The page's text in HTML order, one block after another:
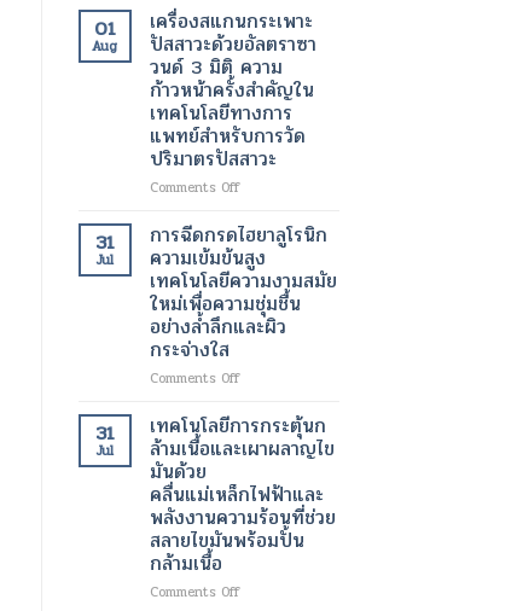
เพื่อ
การ
ฟื้นฟู
ผิว
อย่าง
เป็น
ธรรมชาติ
ของ
การ
จัดการ
น้ำ
หนัก
สมัย
ใหม่
ทางการ
แพทย์
สมัย
ใหม่
สำหรับ
การ
รักษา
ภาวะ
หัวใจ
จังหวะ
01
Aug
เครื่องสแกนกระเพาะ
ปัสสาวะด้วยอัลตราซา
วนด์ 3 มิติ ความ
ก้าวหน้าครั้งสำคัญใน
เทคโนโลยีทางการ
แพทย์สำหรับการวัด
ปริมาตรปัสสาวะ
Comments Offon
สแกน
กระเพาะ
ปัสสาวะ
ด้วย
อัลตรา
ซา
3
ก้าวหน้า
ครั้ง
ใน
เทคโนโลยี
ทางการ
การ
31
Jul
การฉีดกรดไฮยาลูโรนิก
ความเข้มข้นสูง
เทคโนโลยีความงามสมัย
ใหม่เพื่อความชุ่มชื้น
อย่างล้ำลึกและผิว
กระจ่างใส
Comments Offon
ฉีด
กรด
ไฮ
ลู
โร
นิก
เข้ม
31
Jul
เทคโนโลยีการกระตุ้นก
ล้ามเนื้อและเผาผลาญไข
มันด้วย
คลื่นแม่เหล็กไฟฟ้าและ
พลังงานความร้อนที่ช่วย
สลายไขมันพร้อมปั้น
กล้ามเนื้อ
Comments Offon